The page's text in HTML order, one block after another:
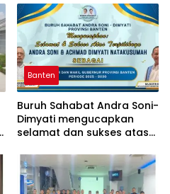
KOPER KECAMATAN
CIKANDE KABUPATEN
Banten
Buruh Sahabat Andra Soni-
Dimyati mengucapkan
selamat dan sukses atas
Wakil Gubernur Provinsi
Banten